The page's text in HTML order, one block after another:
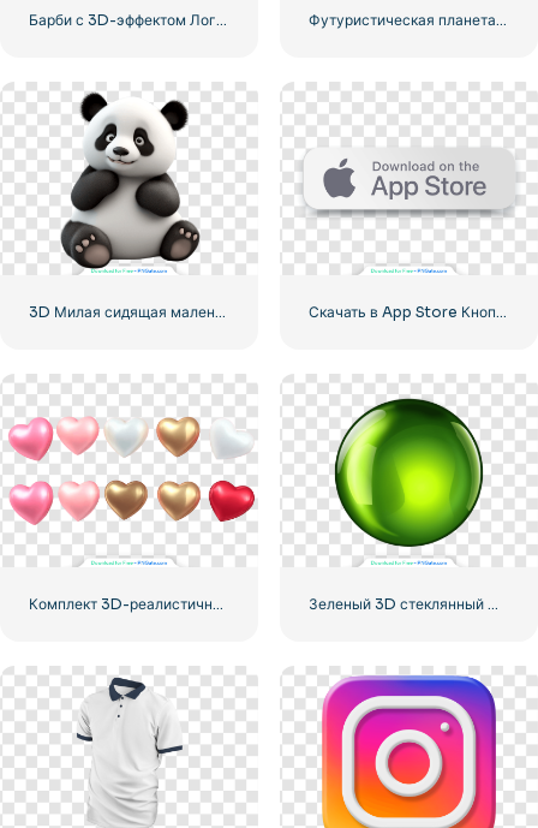
3D Милая сидящая маленькая панда Скачать в App Store Кнопка неоморфизма
Комплект 3D-реалистичных сердец Зеленый 3D стеклянный шар